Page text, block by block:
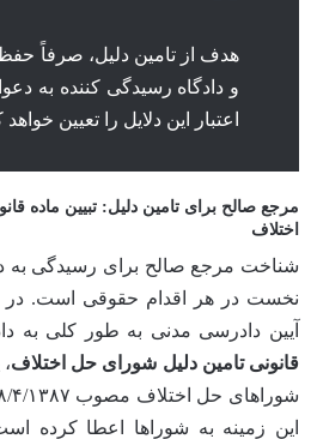
هدف از تامین دلیل، صرفاً
و دادگاه رسیدگی کننده به
اعتبار این دلایل را تعیین
مرجع صالح برای تامین دلیل: تبیین ماده
اختلاف
شناخت مرجع صالح برای رسیدگی به
آیین دادرسی مدنی به طور کلی به
قانونی تامین دلیل شورای حل اختلاف
این زمینه به شوراها اعطا کرده